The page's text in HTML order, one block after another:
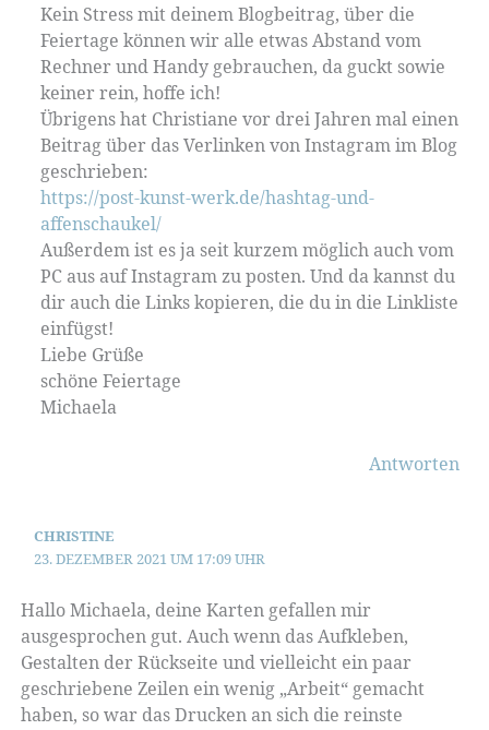
Kein Stress mit deinem Blogbeitrag, über die
Feiertage können wir alle etwas Abstand vom
Rechner und Handy gebrauchen, da guckt sowie
keiner rein, hoffe ich!
Übrigens hat Christiane vor drei Jahren mal einen
Beitrag über das Verlinken von Instagram im Blog
geschrieben:
https://post-kunst-werk.de/hashtag-und-
affenschaukel/
Außerdem ist es ja seit kurzem möglich auch vom
PC aus auf Instagram zu posten. Und da kannst du
dir auch die Links kopieren, die du in die Linkliste
einfügst!
Liebe Grüße
schöne Feiertage
Michaela
Antworten
CHRISTINE
23. DEZEMBER 2021 UM 17:09 UHR
Hallo Michaela, deine Karten gefallen mir
ausgesprochen gut. Auch wenn das Aufkleben,
Gestalten der Rückseite und vielleicht ein paar
geschriebene Zeilen ein wenig „Arbeit“ gemacht
haben, so war das Drucken an sich die reinste